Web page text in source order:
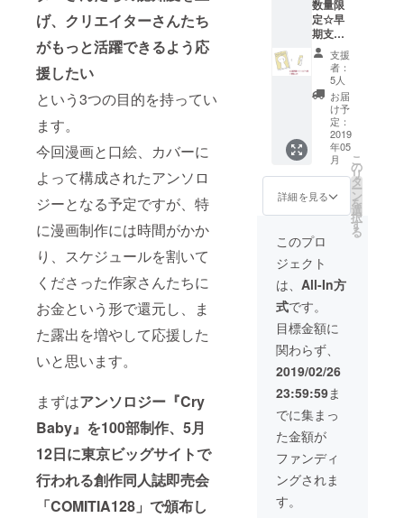
げ、クリエイターさんたち
がもっと活躍できるよう応
援したい
という3つの目的を持ってい
ます。
今回漫画と口絵、カバーに
よって構成されたアンソロ
ジーとなる予定ですが、特
に漫画制作には時間がかか
り、スケジュールを割いて
くださった作家さんたちに
お金という形で還元し、ま
た露出を増やして応援した
いと思います。
まずはアンソロジー『Cry
Baby』を100部制作、5月
12日に東京ビッグサイトで
行われる創作同人誌即売会
「COMITIA128」で頒布し
い場合
は
CAMPF
IREユー
ザー
ネーム
を掲載
いたし
ます。
ご記入
くださ
い。記
入のな
い場合
CAMPF
IREユー
ザー
ネーム
を掲載
いたし
を掲載
いたし
ます。
※備考欄
に掲載
用のお
名前を
ご記入
くださ
い。記
入のな
い場合
CAMPF
IREユー
ザー
ネーム
ます。
紙には
上記で
ご記入
いただ
いたお
名前を
記載さ
せてい
ます。
数量限
定☆早
期支援
限定プ
ラン ・
①のリ
ターン
・アン
ソロ
ジー1冊
・特製
しおり
※早いも
の勝ち
のお得
です。
※備考欄
に掲載
用のお
名前を
ご記入
くださ
い。記
入のな
い場合
は
CAMPF
IREユー
ザー
ネーム
を掲載
いたし
ます。
支援
者：
5人
お届
け予
定：
2019
年05
月
詳細を見る
こ
の
リ
タ
ー
ン
を
選
択
す
る
このプロ
ジェクト
は、 All-In方
式です。
目標金額に
関わらず、
2019/02/26
23:59:59ま
でに集まっ
た金額が
ファンディ
ングされま
す。